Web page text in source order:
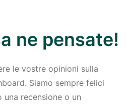
ne pensate!
le vostre opinioni sulla
Siamo sempre felici
recensione o un